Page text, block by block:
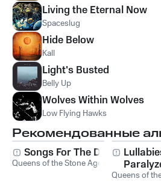
Living the Eternal Now
Spaceslug
Hide Below
Kall
Light's Busted
Belly Up
Wolves Within Wolves
Low Flying Hawks
Рекомендованные
Songs For The Deaf
Queens of the Stone Age
Queens of